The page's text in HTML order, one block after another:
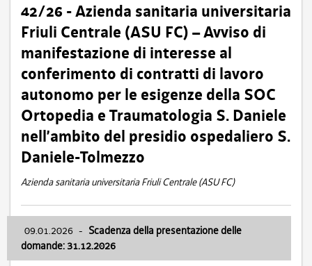
42/26 - Azienda sanitaria universitaria
Friuli Centrale (ASU FC) – Avviso di
manifestazione di interesse al
conferimento di contratti di lavoro
autonomo per le esigenze della SOC
Ortopedia e Traumatologia S. Daniele
nell’ambito del presidio ospedaliero S.
Daniele-Tolmezzo
Azienda sanitaria universitaria Friuli Centrale (ASU FC)
09.01.2026 - Scadenza della presentazione delle
domande: 31.12.2026